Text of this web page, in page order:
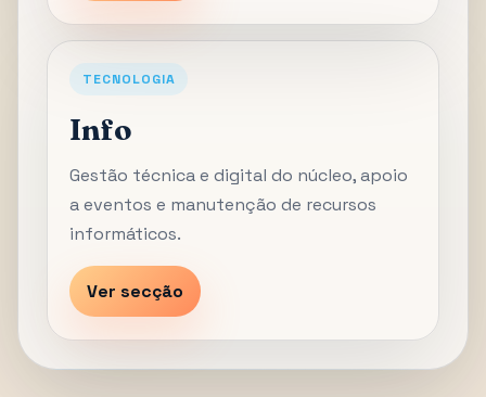
TECNOLOGIA
Info
Gestão técnica e digital do núcleo, apoio
a eventos e manutenção de recursos
informáticos.
Ver secção